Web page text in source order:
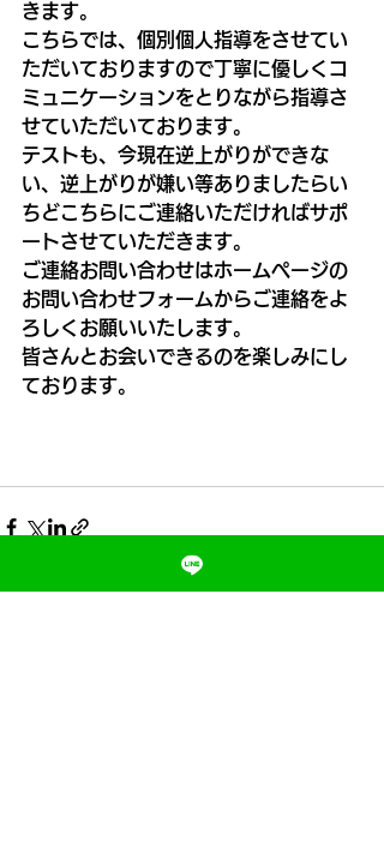
きます。
こちらでは、個別個人指導をさせてい
ただいておりますので丁寧に優しくコ
ミュニケーションをとりながら指導さ
せていただいております。
テストも、今現在逆上がりができな
い、逆上がりが嫌い等ありましたらい
ちどこちらにご連絡いただければサポ
ートさせていただきます。
ご連絡お問い合わせはホームページの
お問い合わせフォームからご連絡をよ
ろしくお願いいたします。
皆さんとお会いできるのを楽しみにし
ております。